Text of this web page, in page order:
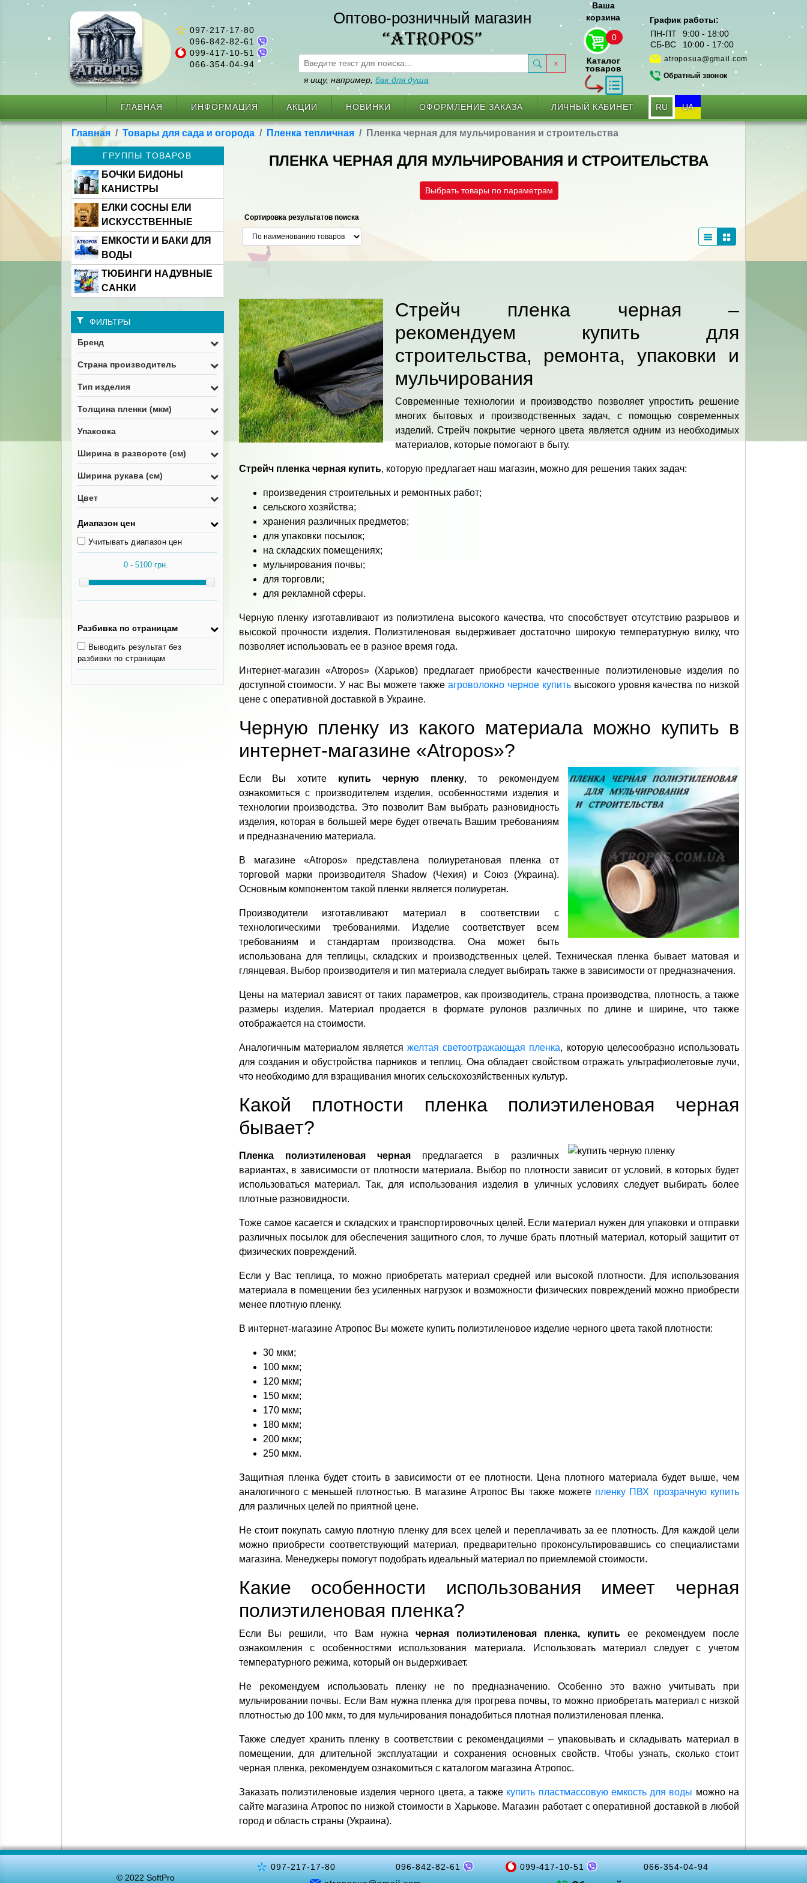
097-217-17-80
096-842-82-61
099-417-10-51
066-354-04-94
Оптово-розничный магазин
“ATROPOS”
я ищу, например, бак для душа
Ваша
корзина
0
Каталог
товаров
График работы:
ПН-ПТ
9:00 - 18:00
СБ-ВС
10:00 - 17:00
atroposua@gmail.com
Обратный звонок
ГЛАВНАЯ ИНФОРМАЦИЯ АКЦИИ НОВИНКИ ОФОРМЛЕНИЕ ЗАКАЗА ЛИЧНЫЙ КАБИНЕТ RU UA
Главная Товары для сада и огорода Пленка тепличная Пленка черная для мульчирования и строительства
ГРУППЫ ТОВАРОВ
БОЧКИ БИДОНЫ
КАНИСТРЫ
ЕЛКИ СОСНЫ ЕЛИ
ИСКУССТВЕННЫЕ
ЕМКОСТИ И БАКИ ДЛЯ
ВОДЫ
ТЮБИНГИ НАДУВНЫЕ
САНКИ
ФИЛЬТРЫ
Бренд
Страна производитель
Тип изделия
Толщина пленки (мкм)
Упаковка
Ширина в развороте (см)
Ширина рукава (см)
Цвет
Диапазон цен
Учитывать диапазон цен
Разбивка по страницам
Выводить результат без
разбивки по страницам
ПЛЕНКА ЧЕРНАЯ ДЛЯ МУЛЬЧИРОВАНИЯ И СТРОИТЕЛЬСТВА
Выбрать товары по параметрам
Сортировка результатов поиска
Стрейч пленка черная –
рекомендуем купить для
строительства, ремонта, упаковки и
мульчирования
Современные технологии и производство позволяет упростить решение
многих бытовых и производственных задач, с помощью современных
изделий. Стрейч покрытие черного цвета является одним из необходимых
материалов, которые помогают в быту.
Стрейч пленка черная купить, которую предлагает наш магазин, можно для решения таких задач:
произведения строительных и ремонтных работ;
сельского хозяйства;
хранения различных предметов;
для упаковки посылок;
на складских помещениях;
мульчирования почвы;
для торговли;
для рекламной сферы.
Черную пленку изготавливают из полиэтилена высокого качества, что способствует отсутствию разрывов и
высокой прочности изделия. Полиэтиленовая выдерживает достаточно широкую температурную вилку, что
позволяет использовать ее в разное время года.
Интернет-магазин «Atropos» (Харьков) предлагает приобрести качественные полиэтиленовые изделия по
доступной стоимости. У нас Вы можете такжеагроволокно черное купитьвысокого уровня качества по низкой
цене с оперативной доставкой в Украине.
Черную пленку из какого материала можно купить в
интернет-магазине «Atropos»?
Если Вы хотите купить черную пленку, то рекомендуем
ознакомиться с производителем изделия, особенностями изделия и
технологии производства. Это позволит Вам выбрать разновидность
изделия, которая в большей мере будет отвечать Вашим требованиям
и предназначению материала.
В магазине «Atropos» представлена полиуретановая пленка от
торговой марки производителя Shadow (Чехия) и Союз (Украина).
Основным компонентом такой пленки является полиуретан.
Производители изготавливают материал в соответствии с
технологическими требованиями. Изделие соответствует всем
требованиям и стандартам производства. Она может быть
использована для теплицы, складских и производственных целей. Техническая пленка бывает матовая и
глянцевая. Выбор производителя и тип материала следует выбирать также в зависимости от предназначения.
Цены на материал зависят от таких параметров, как производитель, страна производства, плотность, а также
размеры изделия. Материал продается в формате рулонов различных по длине и ширине, что также
отображается на стоимости.
Аналогичным материалом являетсяжелтая светоотражающая пленка, которую целесообразно использовать
для создания и обустройства парников и теплиц. Она обладает свойством отражать ультрафиолетовые лучи,
что необходимо для взращивания многих сельскохозяйственных культур.
Какой плотности пленка полиэтиленовая черная
бывает?
Пленка полиэтиленовая чернаяпредлагается в различных
вариантах, в зависимости от плотности материала. Выбор по плотности зависит от условий, в которых будет
использоваться материал. Так, для использования изделия в уличных условиях следует выбирать более
плотные разновидности.
Тоже самое касается и складских и транспортировочных целей. Если материал нужен для упаковки и отправки
различных посылок для обеспечения защитного слоя, то лучше брать плотный материал, который защитит от
физических повреждений.
Если у Вас теплица, то можно приобретать материал средней или высокой плотности. Для использования
материала в помещении без усиленных нагрузок и возможности физических повреждений можно приобрести
менее плотную пленку.
В интернет-магазине Атропос Вы можете купить полиэтиленовое изделие черного цвета такой плотности:
30 мкм;
100 мкм;
120 мкм;
150 мкм;
170 мкм;
180 мкм;
200 мкм;
250 мкм.
Защитная пленка будет стоить в зависимости от ее плотности. Цена плотного материала будет выше, чем
аналогичного с меньшей плотностью. В магазине Атропос Вы также можете пленку ПВХ прозрачную купить
для различных целей по приятной цене.
Не стоит покупать самую плотную пленку для всех целей и переплачивать за ее плотность. Для каждой цели
можно приобрести соответствующий материал, предварительно проконсультировавшись со специалистами
магазина. Менеджеры помогут подобрать идеальный материал по приемлемой стоимости.
Какие особенности использования имеет черная
полиэтиленовая пленка?
Если Вы решили, что Вам нужначерная полиэтиленовая пленка, купить ее рекомендуем после
ознакомления с особенностями использования материала. Использовать материал следует с учетом
температурного режима, который он выдерживает.
Не рекомендуем использовать пленку не по предназначению. Особенно это важно учитывать при
мульчировании почвы. Если Вам нужна пленка для прогрева почвы, то можно приобретать материал с низкой
плотностью до 100 мкм, то для мульчирования понадобиться плотная полиэтиленовая пленка.
Также следует хранить пленку в соответствии с рекомендациями – упаковывать и складывать материал в
помещении, для длительной эксплуатации и сохранения основных свойств. Чтобы узнать, сколько стоит
черная пленка, рекомендуем ознакомиться с каталогом магазина Атропос.
Заказать полиэтиленовые изделия черного цвета, а также купить пластмассовую емкость для воды можно на
сайте магазина Атропос по низкой стоимости в Харькове. Магазин работает с оперативной доставкой в любой
город и область страны (Украина).
© 2022 SoftPro
097-217-17-80 096-842-82-61 099-417-10-51
066-354-04-94